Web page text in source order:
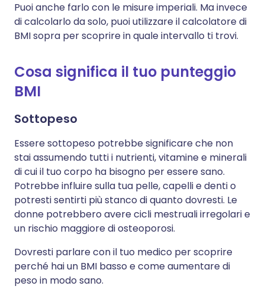
Puoi anche farlo con le misure imperiali. Ma invece
di calcolarlo da solo, puoi utilizzare il calcolatore di
BMI sopra per scoprire in quale intervallo ti trovi.
Cosa significa il tuo punteggio
BMI
Sottopeso
Essere sottopeso potrebbe significare che non
stai assumendo tutti i nutrienti, vitamine e minerali
di cui il tuo corpo ha bisogno per essere sano.
Potrebbe influire sulla tua pelle, capelli e denti o
potresti sentirti più stanco di quanto dovresti. Le
donne potrebbero avere cicli mestruali irregolari e
un rischio maggiore di osteoporosi.
Dovresti parlare con il tuo medico per scoprire
perché hai un BMI basso e come aumentare di
peso in modo sano.